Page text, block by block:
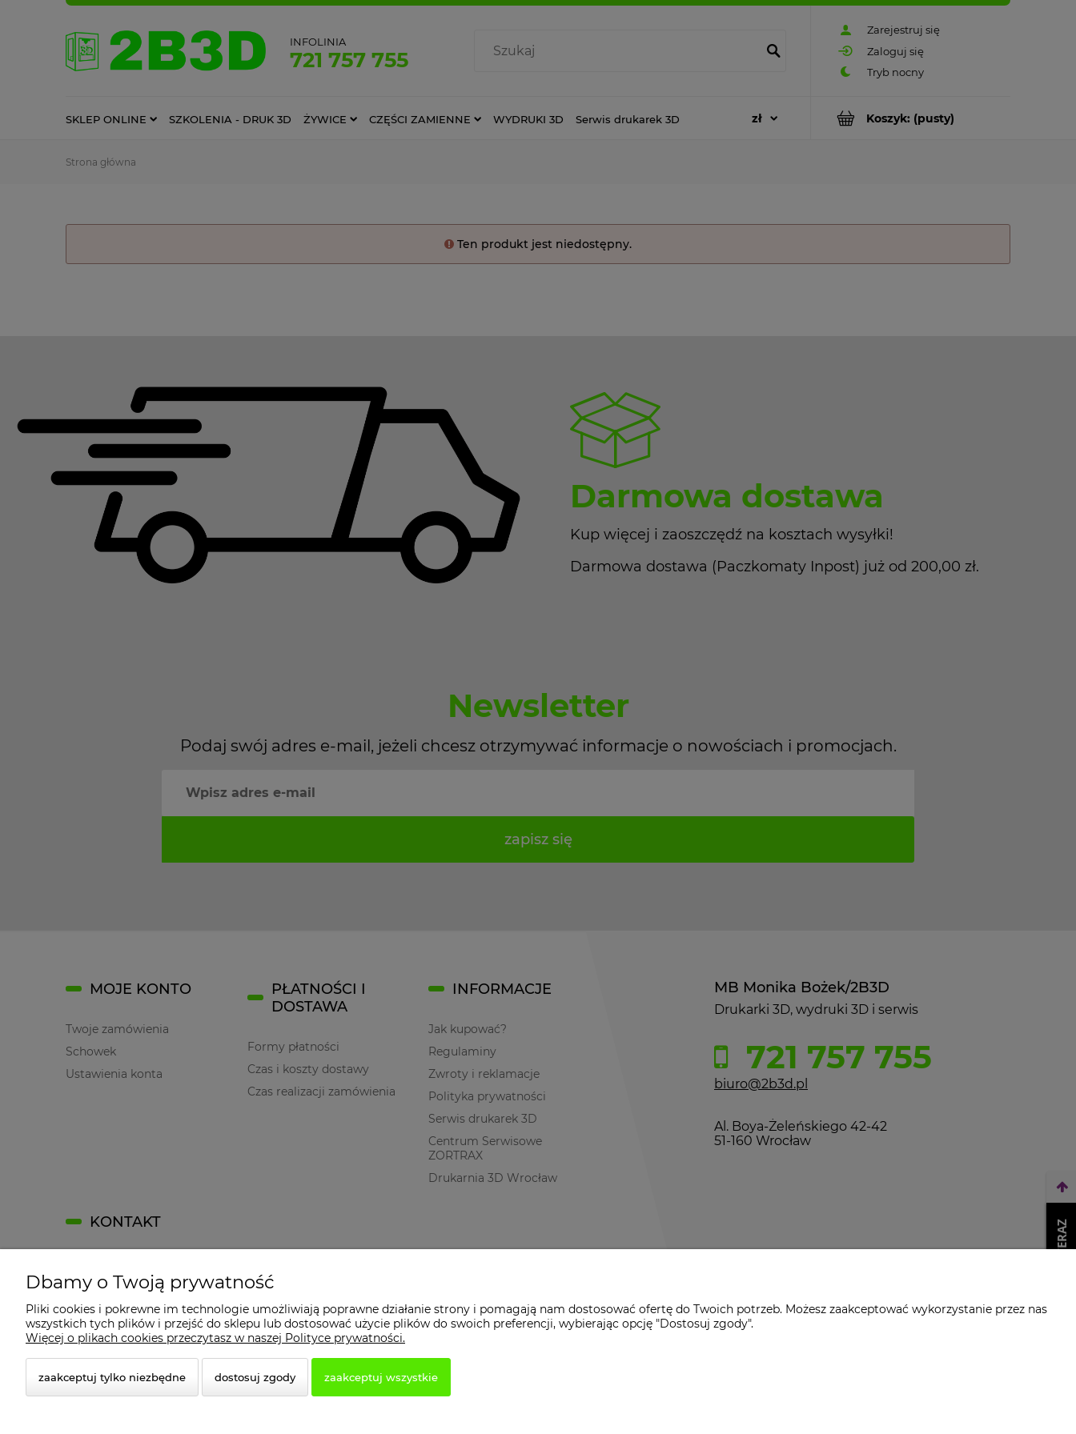
Zarejestruj się
Zaloguj się
INFOLINIA
721 757 755
Koszyk: (pusty)
SKLEP ONLINE SZKOLENIA - DRUK 3D ŻYWICE CZĘŚCI ZAMIENNE WYDRUKI 3D Serwis drukarek 3D
Strona główna
Ten produkt jest niedostępny.
Darmowa dostawa
Kup więcej i zaoszczędź na kosztach wysyłki!
Darmowa dostawa (Paczkomaty Inpost) już od 200,00 zł.
Newsletter
Podaj swój adres e-mail, jeżeli chcesz otrzymywać informacje o nowościach i promocjach.
zapisz się
MB Monika Bożek/2B3D
Drukarki 3D, wydruki 3D i serwis
721 757 755
biuro@2b3d.pl
Al. Boya-Żeleńskiego 42-42
51-160 Wrocław
MOJE KONTO
Twoje zamówienia
Schowek
Ustawienia konta
PŁATNOŚCI I
DOSTAWA
Formy płatności
Czas i koszty dostawy
Czas realizacji zamówienia
INFORMACJE
Jak kupować?
Regulaminy
Zwroty i reklamacje
Polityka prywatności
Serwis drukarek 3D
Centrum Serwisowe
ZORTRAX
Drukarnia 3D Wrocław
KONTAKT
Kontakt
Jak dojechać?
Dane firmy
WEŹ LEASING TERAZ
Dbamy o Twoją prywatność
Pliki cookies i pokrewne im technologie umożliwiają poprawne działanie strony i pomagają nam dostosować ofertę do Twoich potrzeb. Możesz zaakceptować wykorzystanie przez nas
wszystkich tych plików i przejść do sklepu lub dostosować użycie plików do swoich preferencji, wybierając opcję "Dostosuj zgody".
Więcej o plikach cookies przeczytasz w naszej Polityce prywatności.
zaakceptuj tylko niezbędne dostosuj zgody zaakceptuj wszystkie